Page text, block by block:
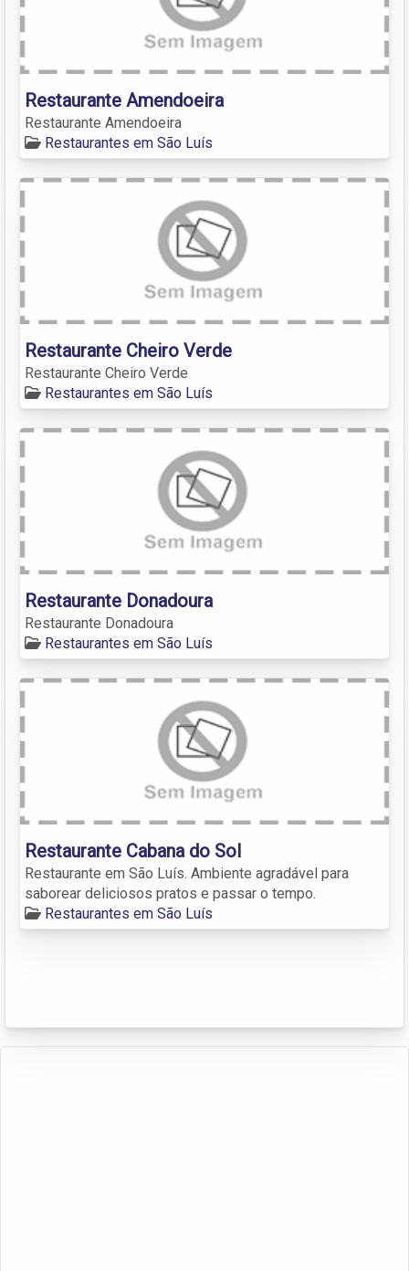
Restaurante Amendoeira
Restaurante Amendoeira
Restaurantes em São Luís
Restaurante Cheiro Verde
Restaurante Cheiro Verde
Restaurantes em São Luís
Restaurante Donadoura
Restaurante Donadoura
Restaurantes em São Luís
Restaurante Cabana do Sol
Restaurante em São Luís. Ambiente agradável para
saborear deliciosos pratos e passar o tempo.
Restaurantes em São Luís